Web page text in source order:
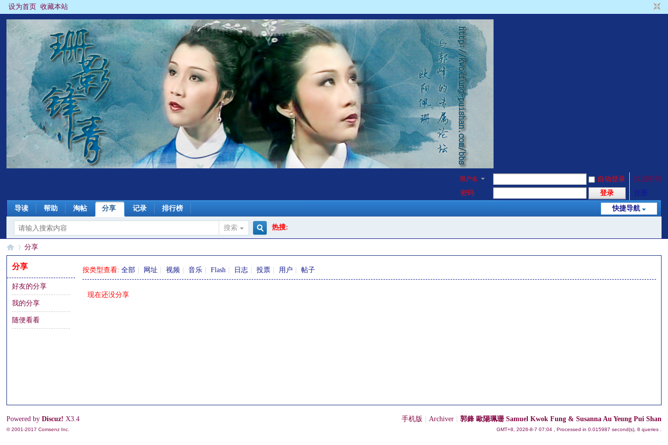
设为首页 收藏本站
用户名 自动登录
找回密码
密码
登录
快捷导航
导读 帮助 淘帖 分享 记录 排行榜
搜索 热搜:
›
分享
分享
好友的分享
我的分享
随便看看
按类型查看:全部 网址 视频 音乐 Flash 日志 投票 用户 帖子
现在还没分享
手机版 Archiver 郭鋒 歐陽珮珊 Samuel Kwok Fung & Susanna Au Yeung Pui Shan
GMT+8, 2026-8-7 07:04, Processed in 0.015987 second(s), 8 queries .
Powered byDiscuz! X3.4
© 2001-2017Comsenz Inc.